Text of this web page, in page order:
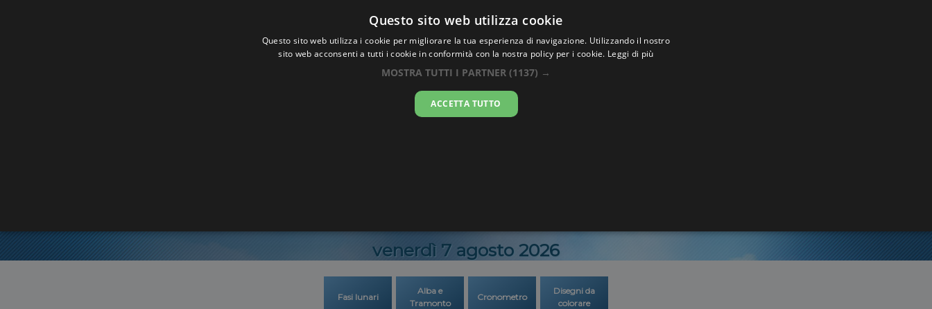
Oraesatta.co
Ora EsattaFuzhou
venerdì 7 agosto 2026
Fasi lunari
Alba e
Tramonto
Cronometro
Disegni da
colorare
Questo sito web utilizza cookie
Questo sito web utilizza i cookie per migliorare la tua esperienza di navigazione. Utilizzando il nostro
sito web acconsenti a tutti i cookie in conformità con la nostra policy per i cookie. Leggi di più
MOSTRA TUTTI I PARTNER (1137) →
ACCETTA TUTTO